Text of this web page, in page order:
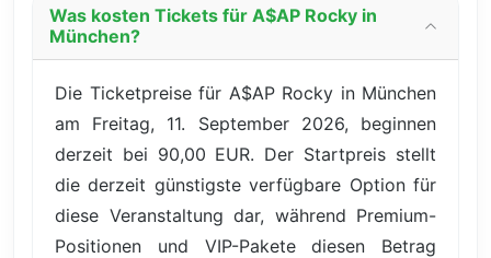
Was kosten Tickets für A$AP Rocky in
München?
Die Ticketpreise für A$AP Rocky in München
am Freitag, 11. September 2026, beginnen
derzeit bei 90,00 EUR. Der Startpreis stellt
die derzeit günstigste verfügbare Option für
diese Veranstaltung dar, während Premium-
Positionen und VIP-Pakete diesen Betrag